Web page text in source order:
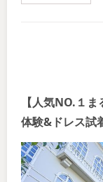
【人気NO.１
体験&ドレス試